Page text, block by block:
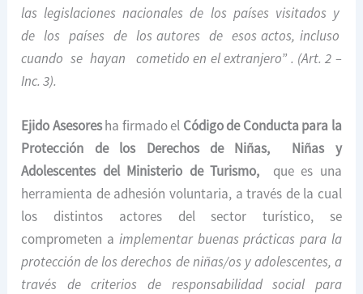
las legislaciones nacionales de los países visitados y
de los países de los autores de esos actos, incluso
cuando se hayan cometido en el extranjero” . (Art. 2 –
Inc. 3).
Ejido Asesoresha firmado el Código de Conducta para la
Protección de los Derechos de Niñas, Niñas y
Adolescentes del Ministerio de Turismo, que es una
herramienta de adhesión voluntaria, a través de la cual
los distintos actores del sector turístico, se
comprometen a implementar buenas prácticas para la
protección de los derechos de niñas/os y adolescentes, a
través de criterios de responsabilidad social para